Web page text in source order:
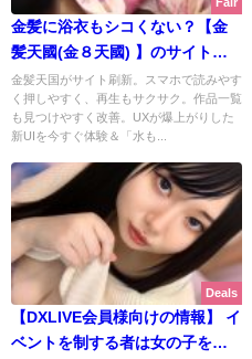
Fair
金髪に浴衣もシコくない？【金
髪天國(金８天國) 】のサイトが
新しくなりました！ スマホでも
見やすく・押しやすく・速く | 金
髪天國(金８天國)【2025年8月最
金髪天国がサイト刷新。スマホで読みやす
く押しやすく、再生もサクサク。作品一覧
も見つけやすく改善。UXが爆上がりした
新UIを今すぐ体験＆「水も...
Deals
【DXLIVE会員様向けの情報】 イ
ベントを制する者は女の子を制